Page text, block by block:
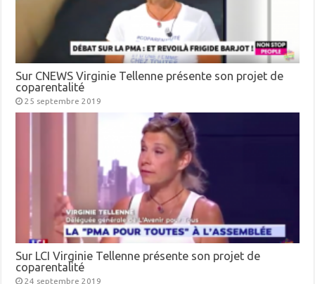
Sur CNEWS Virginie Tellenne présente son projet de
coparentalité
25 septembre 2019
Sur LCI Virginie Tellenne présente son projet de
coparentalité
24 septembre 2019